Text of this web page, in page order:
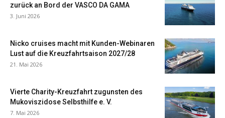
zurück an Bord der VASCO DA GAMA
3. Juni 2026
Nicko cruises macht mit Kunden-Webinaren
Lust auf die Kreuzfahrtsaison 2027/28
21. Mai 2026
Vierte Charity-Kreuzfahrt zugunsten des
Mukoviszidose Selbsthilfe e. V.
7. Mai 2026